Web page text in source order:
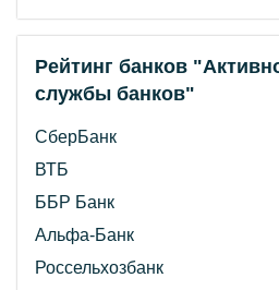
Рейтинг банков
службы банков"
СберБанк
ВТБ
ББР Банк
Альфа-Банк
Россельхозбанк